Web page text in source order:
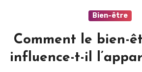
Bien-être
Comment le bien-
influence-t-il